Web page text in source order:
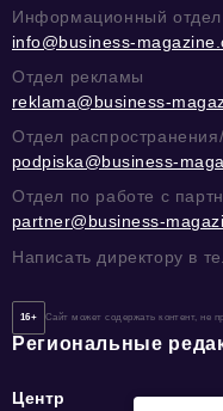
Информационный отдел
info@business-
Отдел рекламы
reklama@business-
Отдел
podpiska@business-
Отдел по работе с
partner@business-
Написать директору в
16+ Сайт может содержать контент, не
Региональные
Центр